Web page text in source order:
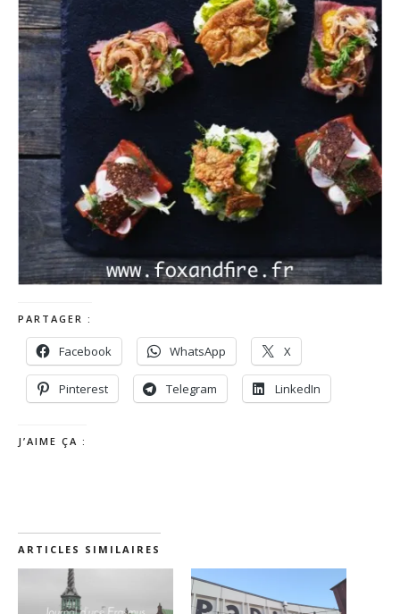
PARTAGER :
Facebook WhatsApp X
Pinterest Telegram LinkedIn
J’AIME ÇA :
ARTICLES SIMILAIRES